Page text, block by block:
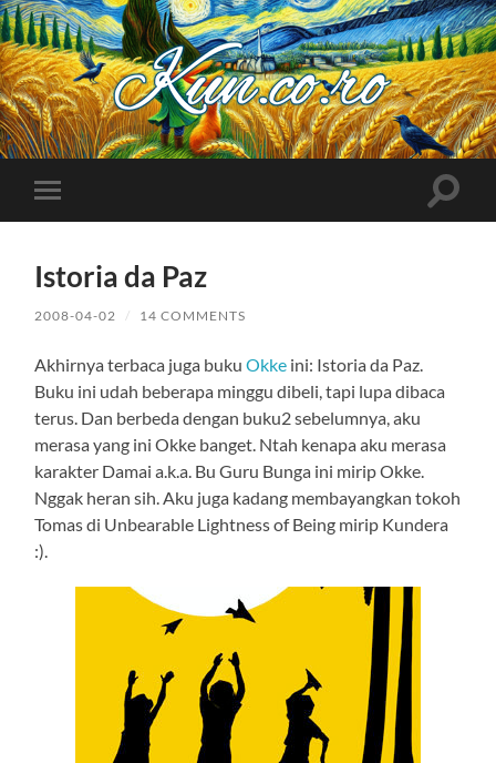
Kuncoro++
Toggle
mobile
Toggle
Istoria da Paz
2008-04-02 / 14 COMMENTS
Akhirnya terbaca juga bukuOkke ini: Istoria da Paz.
Buku ini udah beberapa minggu dibeli, tapi lupa dibaca
terus. Dan berbeda dengan buku2 sebelumnya, aku
merasa yang ini Okke banget. Ntah kenapa aku merasa
karakter Damai a.k.a. Bu Guru Bunga ini mirip Okke.
Nggak heran sih. Aku juga kadang membayangkan tokoh
Tomas di Unbearable Lightness of Being mirip Kundera
:).